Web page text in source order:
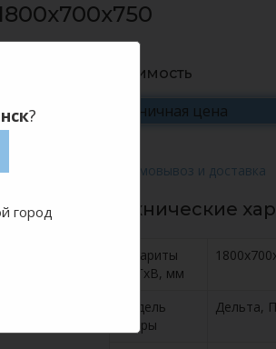
Стоимость
Розничная цена
Технические
Габариты
ШхГхВ, мм
Модель
опоры
Дельта,
?
город